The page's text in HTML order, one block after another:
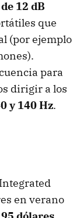
12 dB
que
(por ejemplo
para
dirigir a los
y 140 Hz.
en verano